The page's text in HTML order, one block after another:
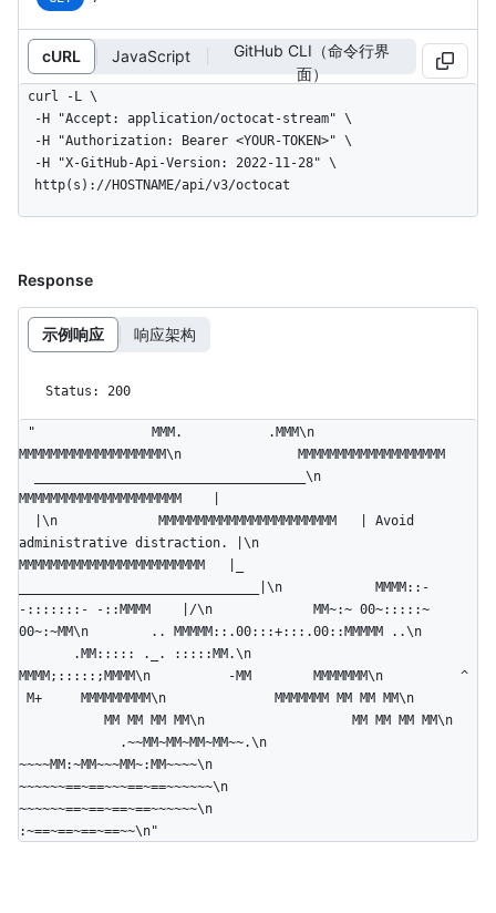
cURL JavaScript
GitHub CLI（命令行界
面）
curl -L \
  http(s)://HOSTNAME/api/v3/octocat
Response
示例响应 响应架构
Status: 200
"               MMM.           .MMM\n
MMMMMMMMMMMMMMMMMMM\n               MMMMMMMMMMMMMMMMMMM
  ___________________________________\n
MMMMMMMMMMMMMMMMMMMMM    |
  |\n             MMMMMMMMMMMMMMMMMMMMMMM   | Avoid
administrative distraction. |\n
MMMMMMMMMMMMMMMMMMMMMMMM   |_
_______________________________|\n            MMMM::-
-:::::::- -::MMMM    |/\n             MM~:~ 00~:::::~
00~:~MM\n        .. MMMMM::.00:::+:::.00::MMMMM ..\n
       .MM::::: ._. :::::MM.\n
MMMM;:::::;MMMM\n          -MM        MMMMMMM\n          ^
M+     MMMMMMMMM\n              MMMMMMM MM MM MM\n
           MM MM MM MM\n                   MM MM MM MM\n
             .~~MM~MM~MM~MM~~.\n
~~~~MM:~MM~~~MM~:MM~~~~\n
~~~~~~==~==~~~==~==~~~~~~\n
~~~~~~==~==~==~==~~~~~~\n
:~==~==~==~==~~\n"